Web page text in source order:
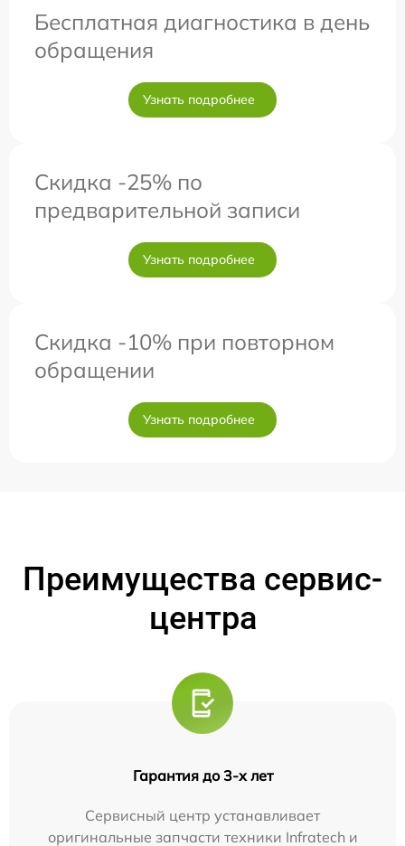
Бесплатная диагностика в день
обращения
Узнать подробнее
Скидка -25% по
предварительной записи
Узнать подробнее
Скидка -10% при повторном
обращении
Узнать подробнее
Преимущества сервис-
центра
Гарантия до 3-х лет
Сервисный центр устанавливает
оригинальные запчасти техники Infratech и